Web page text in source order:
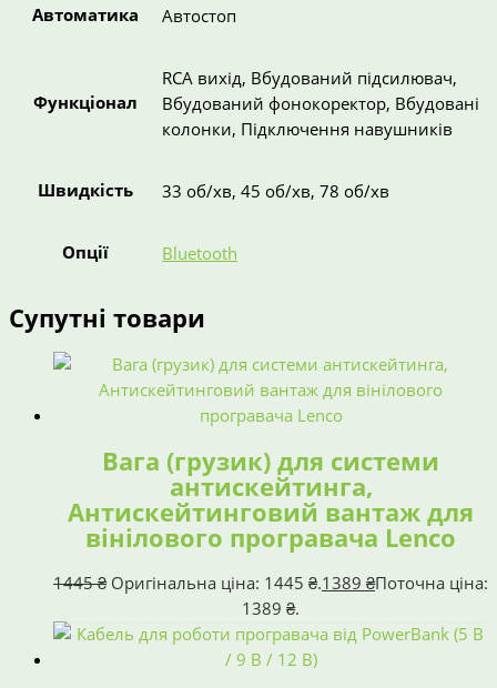
Автоматика Автостоп
Функціонал
RCA вихід, Вбудований підсилювач,
Вбудований фонокоректор, Вбудовані
колонки, Підключення навушників
Швидкість 33 об/хв, 45 об/хв, 78 об/хв
Опції Bluetooth
Супутні товари
Вага (грузик) для системи
антискейтинга,
Антискейтинговий вантаж для
вінілового програвача Lenco
1445₴ Оригінальна ціна: 1445 ₴.1389 ₴Поточна ціна:
1389 ₴.